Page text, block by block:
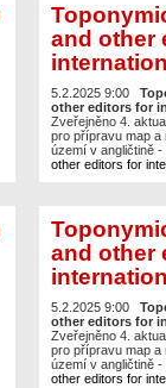
and other
5.2.2025 9:00
other editors for
Zveřejněno 4.
pro přípravu map a
území v angličtině -
other editors for
and other
5.2.2025 9:00
other editors for
Zveřejněno 4.
pro přípravu map a
území v angličtině -
other editors for